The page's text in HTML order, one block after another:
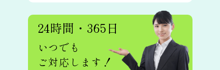
24時間・365日
いつでも
ご対応します！